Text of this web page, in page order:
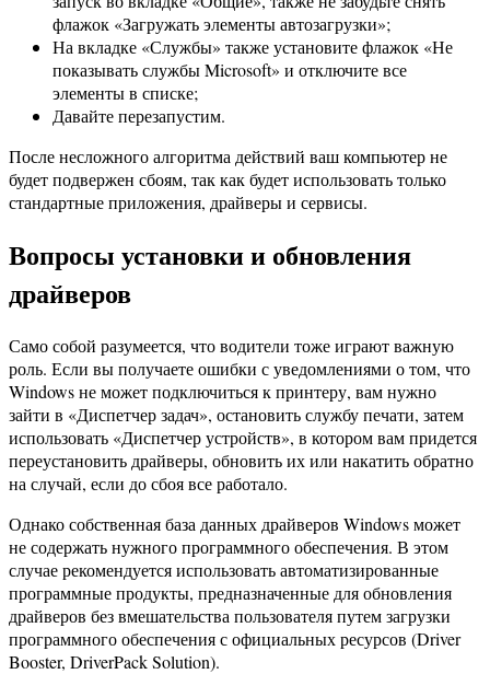
флажок «Загружать элементы автозагрузки»;
На вкладке «Службы» также установите флажок «Не
показывать службы Microsoft» и отключите все
элементы в списке;
Давайте перезапустим.
После несложного алгоритма действий ваш компьютер не
будет подвержен сбоям, так как будет использовать только
стандартные приложения, драйверы и сервисы.
Вопросы установки и обновления
драйверов
Само собой разумеется, что водители тоже играют важную
роль. Если вы получаете ошибки с уведомлениями о том, что
Windows не может подключиться к принтеру, вам нужно
зайти в «Диспетчер задач», остановить службу печати, затем
использовать «Диспетчер устройств», в котором вам придется
переустановить драйверы, обновить их или накатить обратно
на случай, если до сбоя все работало.
Однако собственная база данных драйверов Windows может
не содержать нужного программного обеспечения. В этом
случае рекомендуется использовать автоматизированные
программные продукты, предназначенные для обновления
драйверов без вмешательства пользователя путем загрузки
программного обеспечения с официальных ресурсов (Driver
Booster, DriverPack Solution).